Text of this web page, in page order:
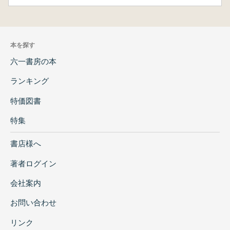
本を探す
六一書房の本
ランキング
特価図書
特集
書店様へ
著者ログイン
会社案内
お問い合わせ
リンク